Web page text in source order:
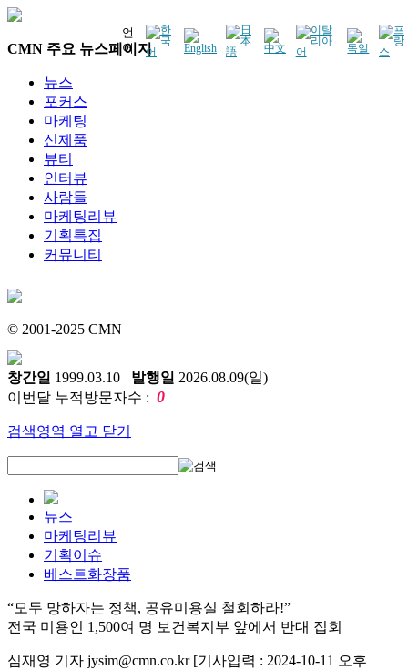
언
어
CMN 주요 뉴스페이지
뉴스
포커스
마케팅
신제품
뷰티
인터뷰
사람들
마케팅리뷰
기획특집
커뮤니티
© 2001-2025 CMN
창간일 1999.03.10 발행일 2026.08.09(일)
이번달 누적방문자수 : 0
검색영역 열고 닫기
뉴스
마케팅리뷰
기획이슈
베스트화장품
“모두 망하자는 정책, 공유미용실 철회하라!”
전국 미용인 1,500여 명 보건복지부 앞에서 반대 집회
심재영 기자 jysim@cmn.co.kr [기사입력 : 2024-10-11 오후